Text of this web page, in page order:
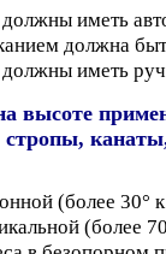
иметь
должна
иметь
(более 30°
(более